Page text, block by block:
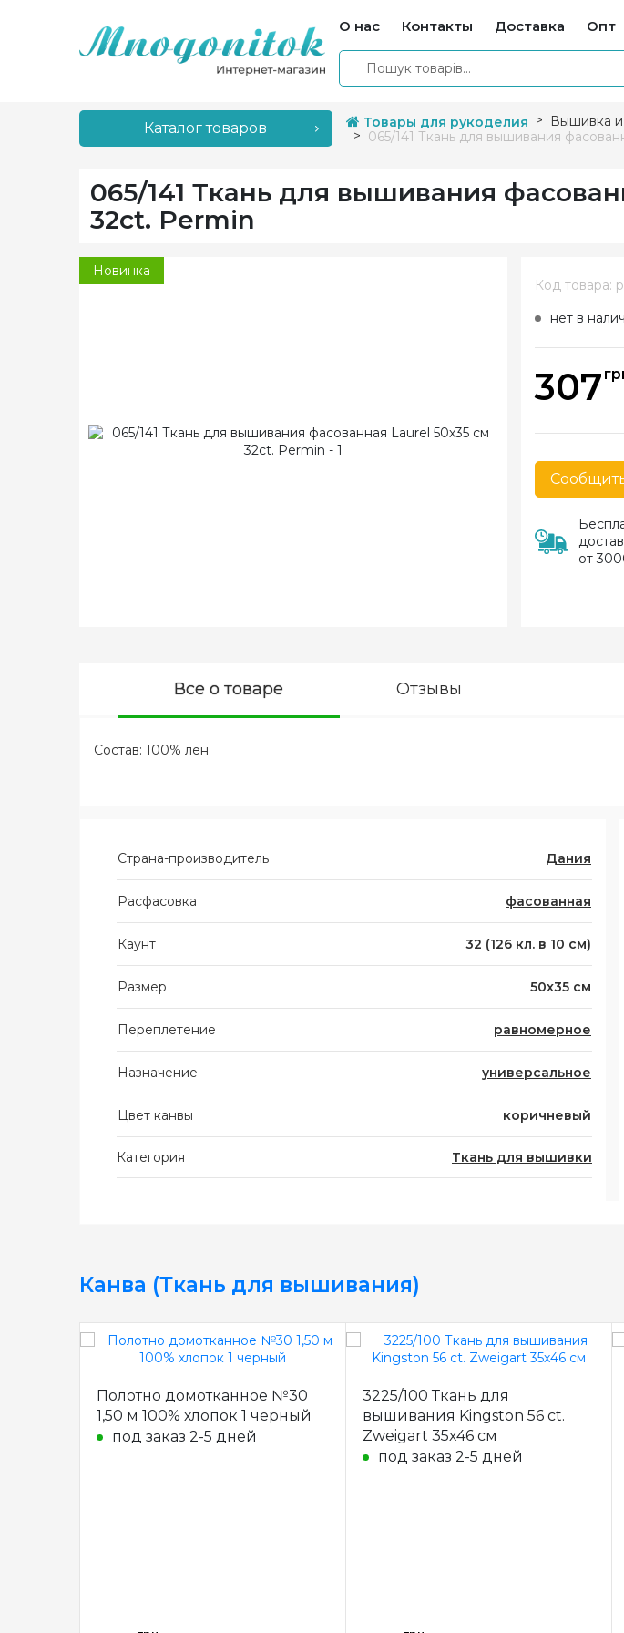
О нас Контакты Доставка Опт
Каталог товаров Товары для рукоделия Вышивка
065/141 Ткань для вышивания
065/141 Ткань для вышивания
32ct. Permin
Новинка
Код товара:
нет в
307
от
Все о товаре Отзывы
Состав: 100% лен
Страна-производитель Дания
Расфасовка фасованная
Каунт 32 (126 кл. в 10 см)
Размер 50х35 см
Переплетение равномерное
Назначение универсальное
Цвет канвы коричневый
Категория Ткань для вышивки
Канва (Ткань для вышивания)
Полотно домотканное №30
1,50 м 100% хлопок 1 черный
под заказ 2-5 дней
3225/100 Ткань для
вышивания Kingston 56 ct.
Zweigart 35х46 см
под заказ 2-5 дней